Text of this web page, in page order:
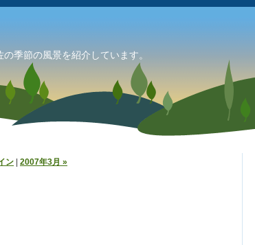
季節の風景を紹介しています。
ン 2007年3月 »